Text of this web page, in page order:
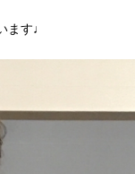
ます♩